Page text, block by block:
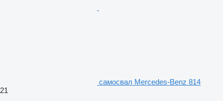
самосвал Mercedes-Benz 814
21